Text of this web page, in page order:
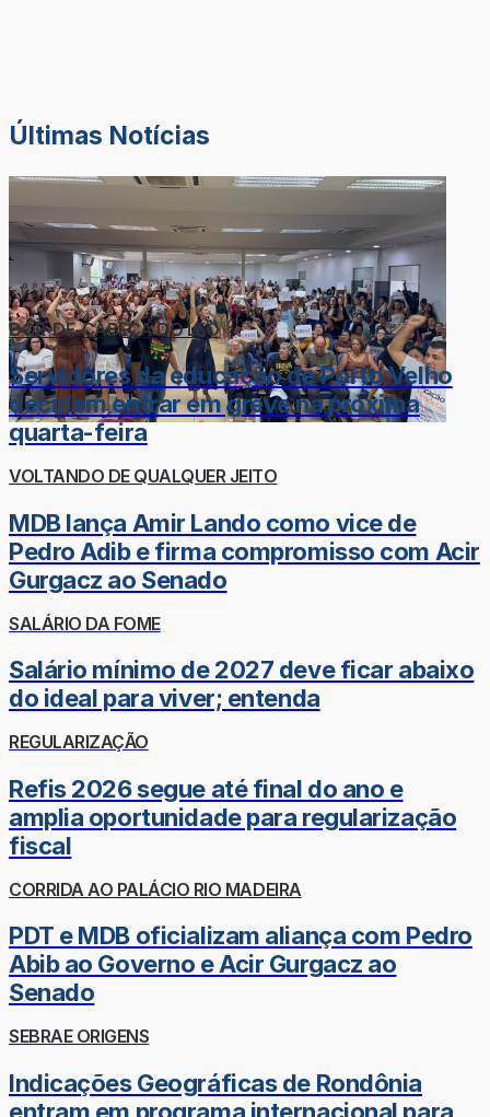
Últimas Notícias
DOR-DE-CABEÇA DO LÉO
Servidores da educação de Porto Velho
decidem entrar em greve na próxima
quarta-feira
VOLTANDO DE QUALQUER JEITO
MDB lança Amir Lando como vice de
Pedro Adib e firma compromisso com Acir
Gurgacz ao Senado
SALÁRIO DA FOME
Salário mínimo de 2027 deve ficar abaixo
do ideal para viver; entenda
REGULARIZAÇÃO
Refis 2026 segue até final do ano e
amplia oportunidade para regularização
fiscal
CORRIDA AO PALÁCIO RIO MADEIRA
PDT e MDB oficializam aliança com Pedro
Abib ao Governo e Acir Gurgacz ao
Senado
SEBRAE ORIGENS
Indicações Geográficas de Rondônia
entram em programa internacional para